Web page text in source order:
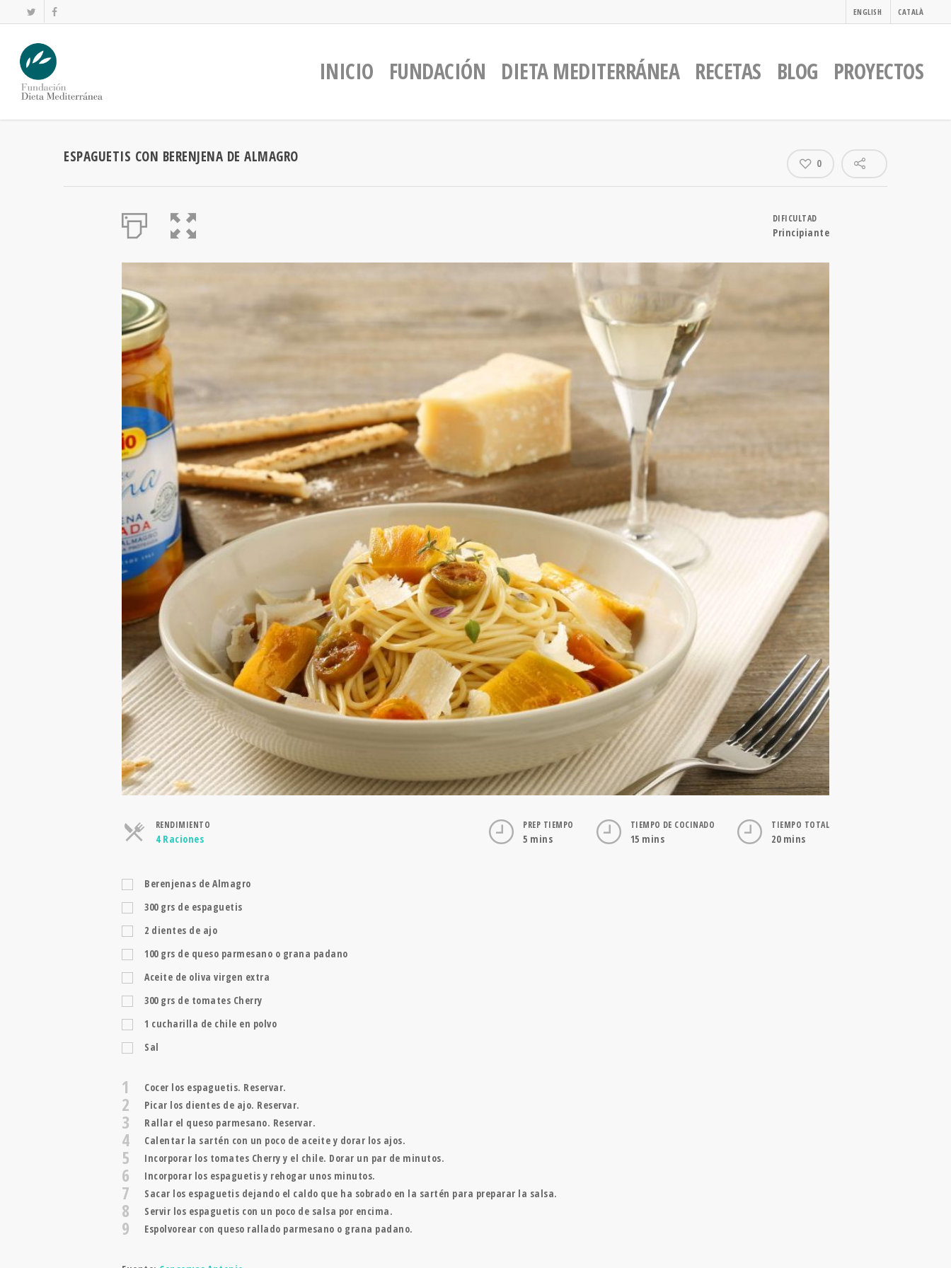
ENGLISH CATALÀ
INICIO FUNDACIÓN DIETA MEDITERRÁNEA RECETAS BLOG PROYECTOS
ESPAGUETIS CON BERENJENA DE ALMAGRO 0
DIFICULTAD
Principiante
RENDIMIENTO
4 RacionesRaciones
PREP TIEMPO
5 mins
TIEMPO DE COCINADO
15 mins
TIEMPO TOTAL
20 mins
Berenjenas de Almagro
300 grs de espaguetis
2 dientes de ajo
100 grs de queso parmesano o grana padano
Aceite de oliva virgen extra
300 grs de tomates Cherry
1 cucharilla de chile en polvo
Sal
1 Cocer los espaguetis. Reservar.
2 Picar los dientes de ajo. Reservar.
3 Rallar el queso parmesano. Reservar.
4 Calentar la sartén con un poco de aceite y dorar los ajos.
5 Incorporar los tomates Cherry y el chile. Dorar un par de minutos.
6 Incorporar los espaguetis y rehogar unos minutos.
7 Sacar los espaguetis dejando el caldo que ha sobrado en la sartén para preparar la salsa.
8 Servir los espaguetis con un poco de salsa por encima.
9 Espolvorear con queso rallado parmesano o grana padano.